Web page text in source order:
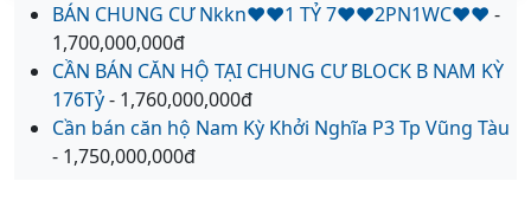
BÁN CHUNG CƯ Nkkn♥️♥️1 TỶ 7♥️♥️2PN1WC♥️♥️ -
1,700,000,000đ
CẦN BÁN CĂN HỘ TẠI CHUNG CƯ BLOCK B NAM KỲ
176Tỷ- 1,760,000,000đ
Cần bán căn hộ Nam Kỳ Khởi Nghĩa P3 Tp Vũng Tàu
- 1,750,000,000đ